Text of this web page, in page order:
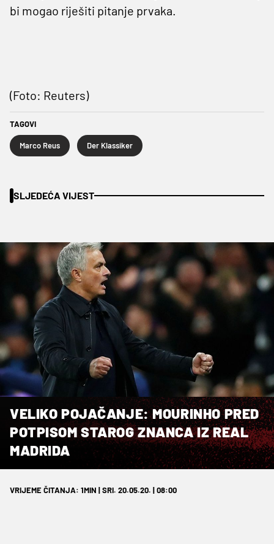
bi mogao riješiti pitanje prvaka.
(Foto: Reuters)
TAGOVI
Marco Reus Der Klassiker
SLJEDEĆA VIJEST
VELIKO POJAČANJE: MOURINHO PRED
POTPISOM STAROG ZNANCA IZ REAL
MADRIDA
VRIJEME ČITANJA: 1MIN | SRI. 20.05.20. | 08:00